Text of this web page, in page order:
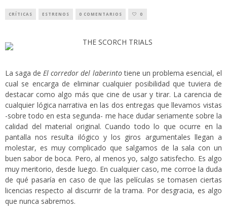
CRÍTICAS ESTRENOS 0 COMENTARIOS 0
La saga deEl corredor del laberintotiene un problema esencial, el
cual se encarga de eliminar cualquier posibilidad que tuviera de
destacar como algo más que cine de usar y tirar. La carencia de
cualquier lógica narrativa en las dos entregas que llevamos vistas
-sobre todo en esta segunda- me hace dudar seriamente sobre la
calidad del material original. Cuando todo lo que ocurre en la
pantalla nos resulta ilógico y los giros argumentales llegan a
molestar, es muy complicado que salgamos de la sala con un
buen sabor de boca. Pero, al menos yo, salgo satisfecho. Es algo
muy meritorio, desde luego. En cualquier caso, me corroe la duda
de qué pasaría en caso de que las películas se tomasen ciertas
licencias respecto al discurrir de la trama. Por desgracia, es algo
que nunca sabremos.